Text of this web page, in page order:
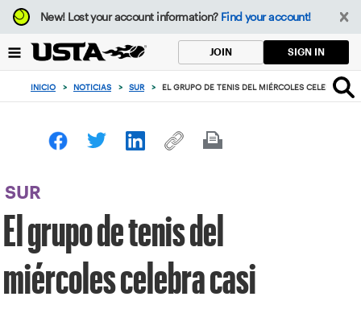
Enfoque
desde
botón
volver
principio
New!Lost your account information? Find your account!
JOIN SIGN IN
INICIO > NOTICIAS > SUR > EL GRUPO DE TENIS DEL MIÉRCOLES CELEBRA
SUR
El grupo de tenis del
miércoles celebra casi